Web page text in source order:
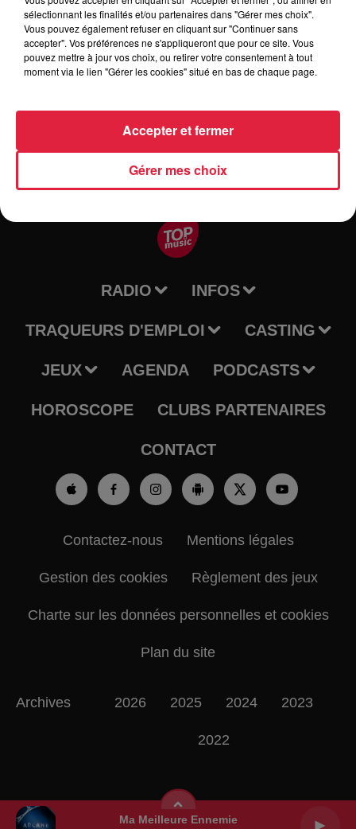
Ma Meilleure Ennemie
Etre un espace dédié aux femmes avec une coupe de
crémant rosé offerte aux femmes - le stand d'Amandine Ertel
(cosmétiques maquillages et possibilité de tester les
produits) le stand 12soi massage et ressourcement
(lingerie fine et coquine jouets intimes...).
RADIO INFOS
TRAQUEURS D'EMPLOI CASTING
JEUX AGENDA PODCASTS
HOROSCOPE CLUBS PARTENAIRES
CONTACT
Contactez-nous Mentions légales
Gestion des cookies Règlement des jeux
Charte sur les données personnelles et cookies
Plan du site
Archives 2026 2025 2024 2023
2022
sélectionnant les finalités et/ou partenaires dans "Gérer mes choix".
Vous pouvez également refuser en cliquant sur "Continuer sans
accepter". Vos préférences ne s'appliqueront que pour ce site. Vous
pouvez mettre à jour vos choix, ou retirer votre consentement à tout
moment via le lien "Gérer les cookies" situé en bas de chaque page.
Gérer mes choix
Accepter et fermer